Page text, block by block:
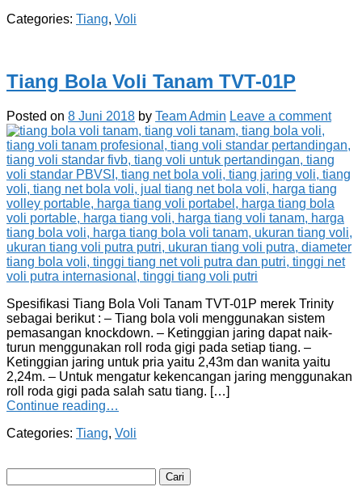
Categories: Tiang, Voli
Tiang Bola Voli Tanam TVT-01P
Posted on 8 Juni 2018 by Team Admin Leave a comment
Spesifikasi Tiang Bola Voli Tanam TVT-01P merek Trinity
sebagai berikut : – Tiang bola voli menggunakan sistem
pemasangan knockdown. – Ketinggian jaring dapat naik-
turun menggunakan roll roda gigi pada setiap tiang. –
Ketinggian jaring untuk pria yaitu 2,43m dan wanita yaitu
2,24m. – Untuk mengatur kekencangan jaring menggunakan
roll roda gigi pada salah satu tiang. […]
Continue reading…
Categories: Tiang, Voli